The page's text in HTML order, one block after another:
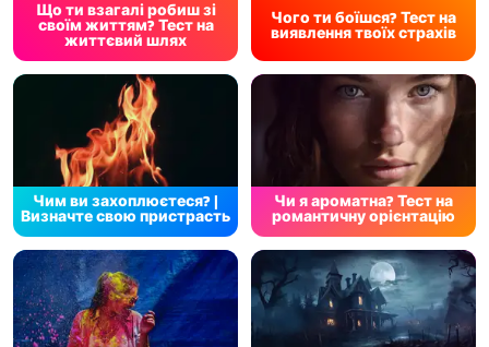
Що ти взагалі робиш зі
своїм життям? Тест на
життєвий шлях
Чого ти боїшся? Тест на
виявлення твоїх страхів
Чим ви захоплюєтеся? |
Визначте свою пристрасть
Чи я ароматна? Тест на
романтичну орієнтацію